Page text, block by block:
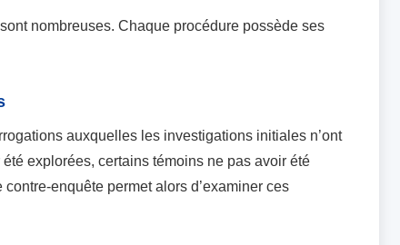
nombreuses. Chaque procédure possède ses
auxquelles les investigations initiales n’ont
explorées, certains témoins ne pas avoir été
enquête permet alors d’examiner ces